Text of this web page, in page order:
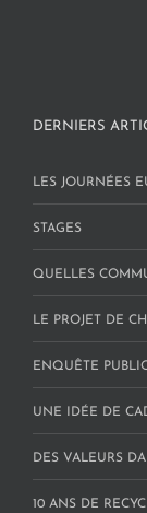
DERNIERS
LES JOURNÉES
STAGES
QUELLES
LE PROJET DE
ENQUÊTE
UNE IDÉE DE
DES VALEURS
10 ANS DE